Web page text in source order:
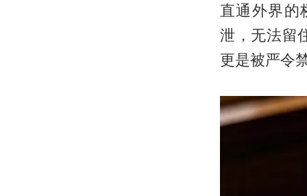
直通外界的
泄，无法留
更是被严令